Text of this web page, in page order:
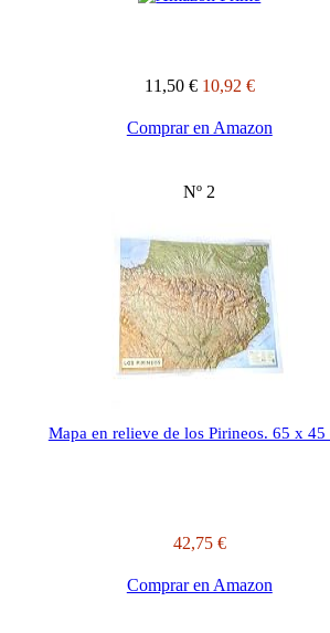
11,50 € 10,92 €
Comprar en Amazon
Nº 2
Mapa en relieve de los Pirineos. 65 x 45
42,75 €
Comprar en Amazon